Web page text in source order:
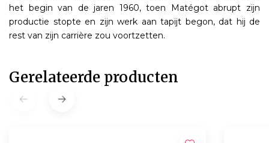
het begin van de jaren 1960, toen Matégot abrupt zijn
productie stopte en zijn werk aan tapijt begon, dat hij de
rest van zijn carrière zou voortzetten.
Gerelateerde producten